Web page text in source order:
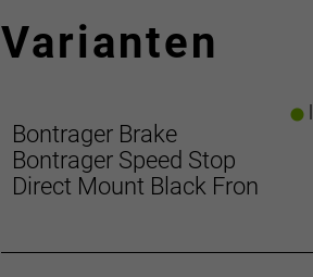
Varianten
Bontrager Brake
Bontrager Speed Stop
Direct Mount Black Fron